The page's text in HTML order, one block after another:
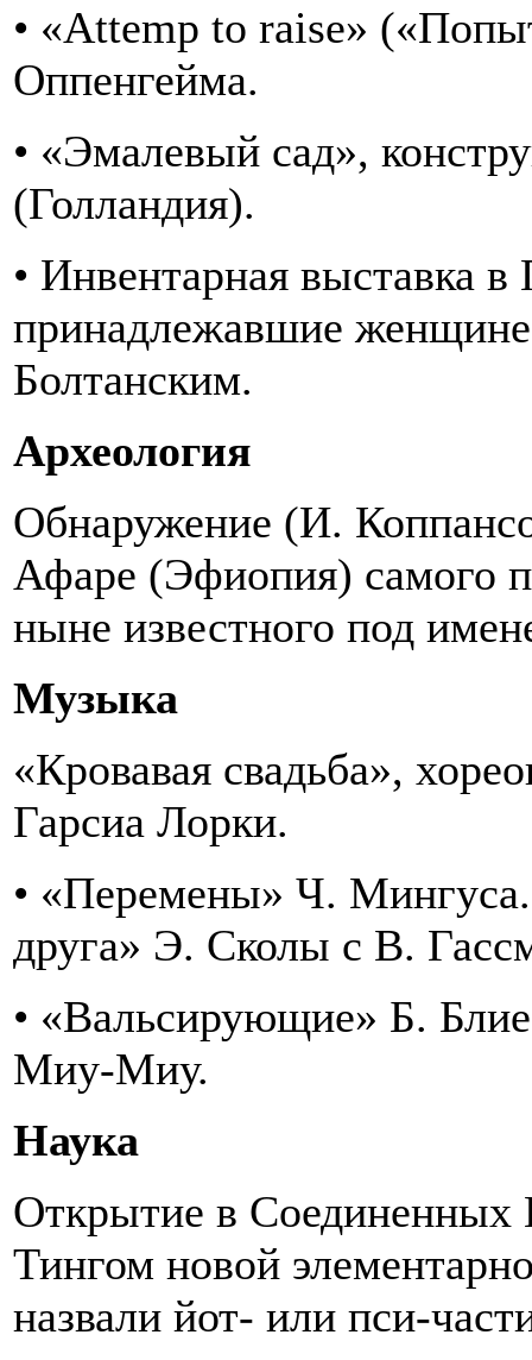
• «Attemp to raise»
Оппенгейма.
• «Эмалевый сад»,
(Голландия).
• Инвентарная выставка
принадлежавшие
Болтанским.
Археология
Обнаружение (И.
Афаре (Эфиопия) самого
ныне известного под
Музыка
«Кровавая свадьба»,
Гарсиа Лорки.
• «Перемены» Ч.
друга» Э. Сколы с В.
• «Вальсирующие» Б.
Миу-Миу.
Наука
Открытие в
Тингом новой
назвали йот- или пси-